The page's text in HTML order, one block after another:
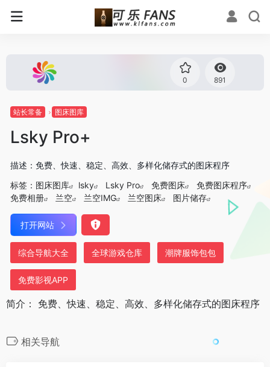
0 891
站长常备 图床图库
Lsky Pro+
描述：免费、快速、稳定、高效、多样化储存式的图床程序
标签： 图床图库 lsky Lsky Pro 免费图床
免费图床程序
免费相册
兰空 兰空IMG 兰空图床 图片储存
打开网站
综合导航大全 全球游戏仓库 潮牌服饰包包
免费影视APP
简介： 免费、快速、稳定、高效、多样化储存式的图床程序
相关导航